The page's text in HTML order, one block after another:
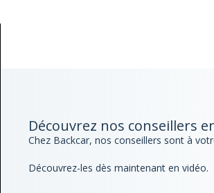
Découvrez nos conseillers
Chez Backcar, nos conseillers sont à
Découvrez-les dès maintenant en vidéo.